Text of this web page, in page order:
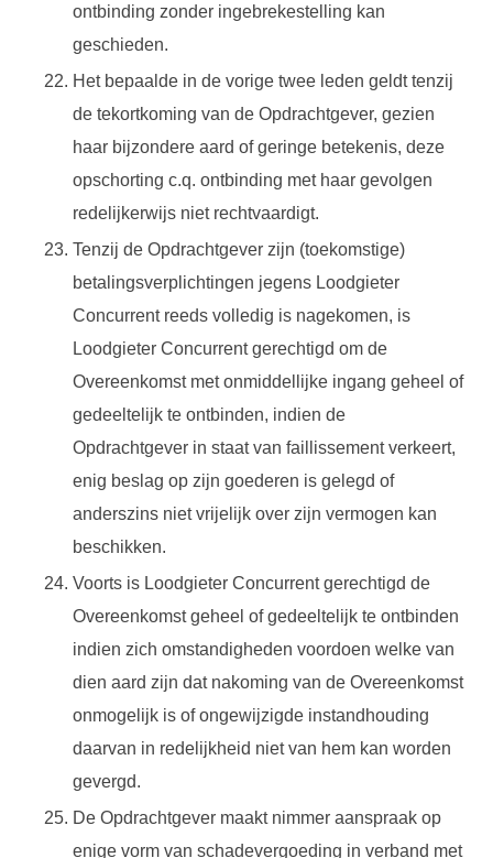
ontbinding zonder ingebrekestelling kan
geschieden.
Het bepaalde in de vorige twee leden geldt tenzij
de tekortkoming van de Opdrachtgever, gezien
haar bijzondere aard of geringe betekenis, deze
opschorting c.q. ontbinding met haar gevolgen
redelijkerwijs niet rechtvaardigt.
Tenzij de Opdrachtgever zijn (toekomstige)
betalingsverplichtingen jegens Loodgieter
Concurrent reeds volledig is nagekomen, is
Loodgieter Concurrent gerechtigd om de
Overeenkomst met onmiddellijke ingang geheel of
gedeeltelijk te ontbinden, indien de
Opdrachtgever in staat van faillissement verkeert,
enig beslag op zijn goederen is gelegd of
anderszins niet vrijelijk over zijn vermogen kan
beschikken.
Voorts is Loodgieter Concurrent gerechtigd de
Overeenkomst geheel of gedeeltelijk te ontbinden
indien zich omstandigheden voordoen welke van
dien aard zijn dat nakoming van de Overeenkomst
onmogelijk is of ongewijzigde instandhouding
daarvan in redelijkheid niet van hem kan worden
gevergd.
De Opdrachtgever maakt nimmer aanspraak op
enige vorm van schadevergoeding in verband met